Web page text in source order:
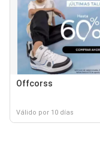
Offcorss
Válido por 10 días